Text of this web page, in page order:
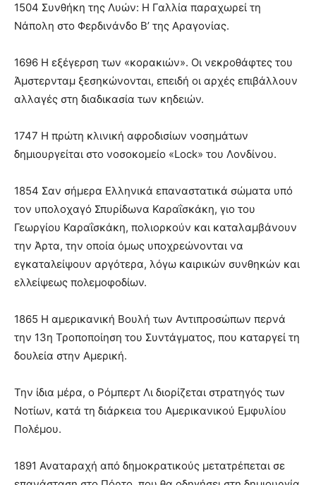
1504 Συνθήκη της Λυών: Η Γαλλία παραχωρεί τη
Νάπολη στο Φερδινάνδο Β’ της Αραγονίας.
1696 Η εξέγερση των «κορακιών». Οι νεκροθάφτες του
Άμστερνταμ ξεσηκώνονται, επειδή οι αρχές επιβάλλουν
αλλαγές στη διαδικασία των κηδειών.
1747 Η πρώτη κλινική αφροδισίων νοσημάτων
δημιουργείται στο νοσοκομείο «Lock» του Λονδίνου.
1854 Σαν σήμερα Ελληνικά επαναστατικά σώματα υπό
τον υπολοχαγό Σπυρίδωνα Καραΐσκάκη, γιο του
Γεωργίου Καραΐσκάκη, πολιορκούν και καταλαμβάνουν
την Άρτα, την οποία όμως υποχρεώνονται να
εγκαταλείψουν αργότερα, λόγω καιρικών συνθηκών και
ελλείψεως πολεμοφοδίων.
1865 Η αμερικανική Βουλή των Αντιπροσώπων περνά
την 13η Τροποποίηση του Συντάγματος, που καταργεί τη
δουλεία στην Αμερική.
Την ίδια μέρα, ο Ρόμπερτ Λι διορίζεται στρατηγός των
Νοτίων, κατά τη διάρκεια του Αμερικανικού Εμφυλίου
Πολέμου.
1891 Αναταραχή από δημοκρατικούς μετατρέπεται σε